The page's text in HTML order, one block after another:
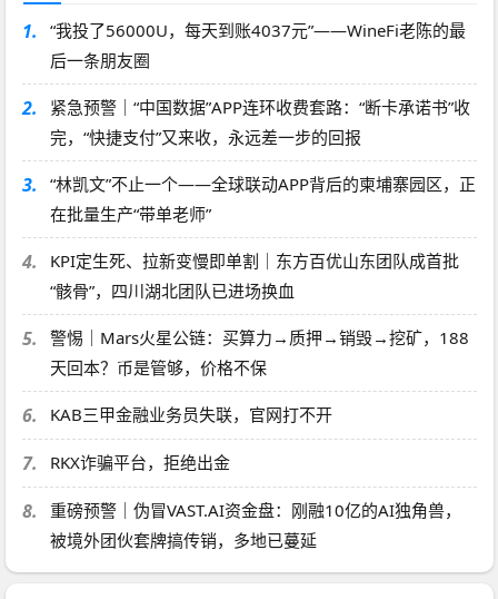
1.
“我投了56000U，每天到账4037元”——WineFi老陈的最
后一条朋友圈
2.
紧急预警｜“中国数据”APP连环收费套路：“断卡承诺书”收
完，“快捷支付”又来收，永远差一步的回报
3.
“林凯文”不止一个——全球联动APP背后的柬埔寨园区，正
在批量生产“带单老师”
4.
KPI定生死、拉新变慢即单割｜东方百优山东团队成首批
“骸骨”，四川湖北团队已进场换血
5.
警惕｜Mars火星公链：买算力→质押→销毁→挖矿，188
天回本？币是管够，价格不保
6. KAB三甲金融业务员失联，官网打不开
7. RKX诈骗平台，拒绝出金
8.
重磅预警｜伪冒VAST.AI资金盘：刚融10亿的AI独角兽，
被境外团伙套牌搞传销，多地已蔓延